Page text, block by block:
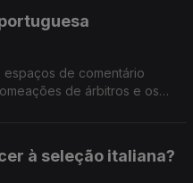
espaços de comentário
de árbitros e os
à seleção italiana?